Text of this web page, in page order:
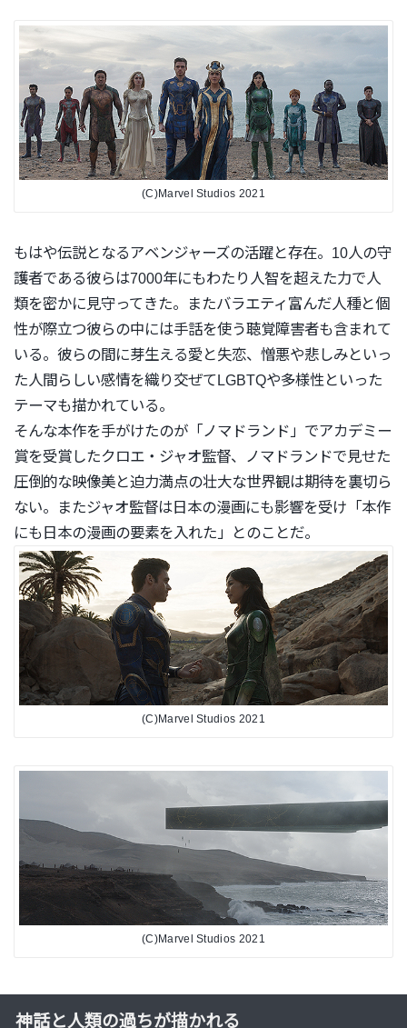
(C)Marvel Studios 2021
もはや伝説となるアベンジャーズの活躍と存在。 10人の守
護者である彼らは7000年にもわたり人智を超えた力で人
類を密かに見守ってきた。
またバラエティ富んだ人種と個
性が際立つ彼らの中には手話を使う聴覚障害者も含まれて
いる。彼らの間に芽生える愛と失恋、 憎悪や悲しみといっ
た人間らしい感情を織り交ぜてLGBTQや多様性といった
テーマも描かれている。
そんな本作を手がけたのが「ノマドランド」 でアカデミー
賞を受賞したクロエ・ジャオ監督、
ノマドランドで見せた
圧倒的な映像美と迫力満点の壮大な世界観は期待を裏切ら
ない。またジャオ監督は日本の漫画にも影響を受け「本作
にも日本の漫画の要素を入れた」とのことだ。
(C)Marvel Studios 2021
(C)Marvel Studios 2021
神話と人類の過ちが描かれる